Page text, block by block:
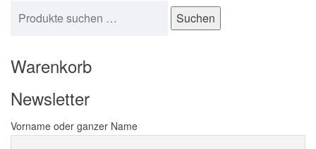
Suchen
Warenkorb
Newsletter
Vorname oder ganzer Name